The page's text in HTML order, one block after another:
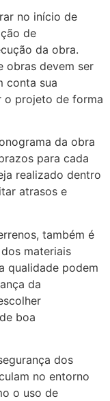
no início de
de
da obra.
obras devem ser
conta sua
o projeto de forma
da obra
para cada
realizado dentro
atrasos e
também é
materiais
qualidade podem
da
boa
dos
no entorno
o uso de